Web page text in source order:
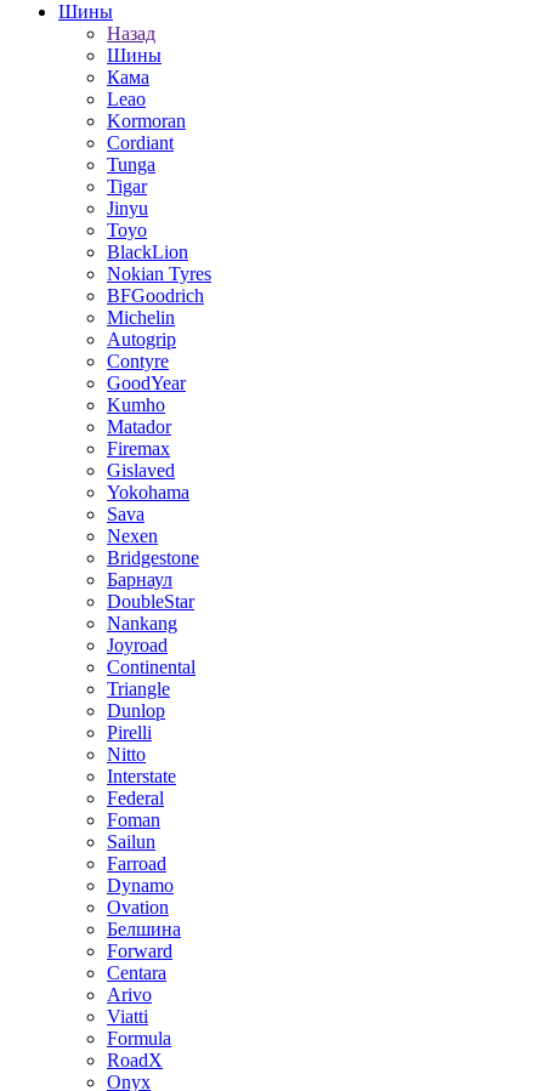
Шины
Назад
Шины
Кама
Leao
Kormoran
Cordiant
Tunga
Tigar
Jinyu
Toyo
BlackLion
Nokian Tyres
BFGoodrich
Michelin
Autogrip
Contyre
GoodYear
Kumho
Matador
Firemax
Gislaved
Yokohama
Sava
Nexen
Bridgestone
Барнаул
DoubleStar
Nankang
Joyroad
Continental
Triangle
Dunlop
Pirelli
Nitto
Interstate
Federal
Foman
Sailun
Farroad
Dynamo
Ovation
Белшина
Forward
Centara
Arivo
Viatti
Formula
RoadX
Onyx